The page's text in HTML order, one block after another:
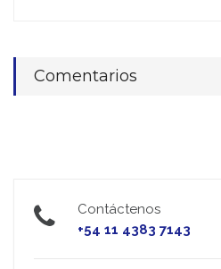
Comentarios
Contáctenos
+54 11 4383 7143